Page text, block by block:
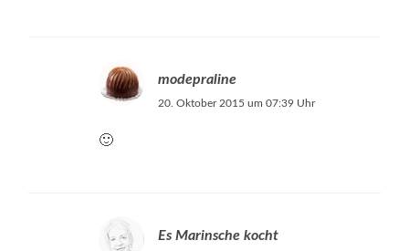
modepraline
20. Oktober 2015 um 07:39 Uhr
🙂
Es Marinsche kocht